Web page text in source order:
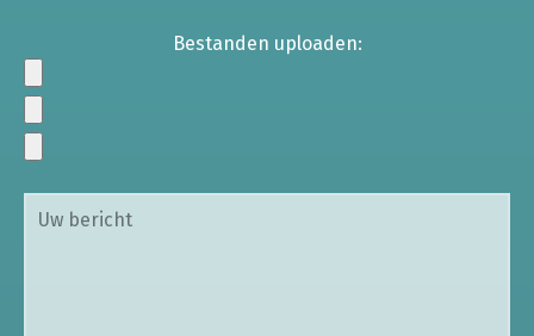
Bestanden uploaden: